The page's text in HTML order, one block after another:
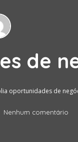
de
oportunidades de
Nenhum comentário